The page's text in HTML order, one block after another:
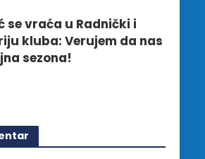
se vraća u Radnički i
kluba: Verujem da nas
sezona!